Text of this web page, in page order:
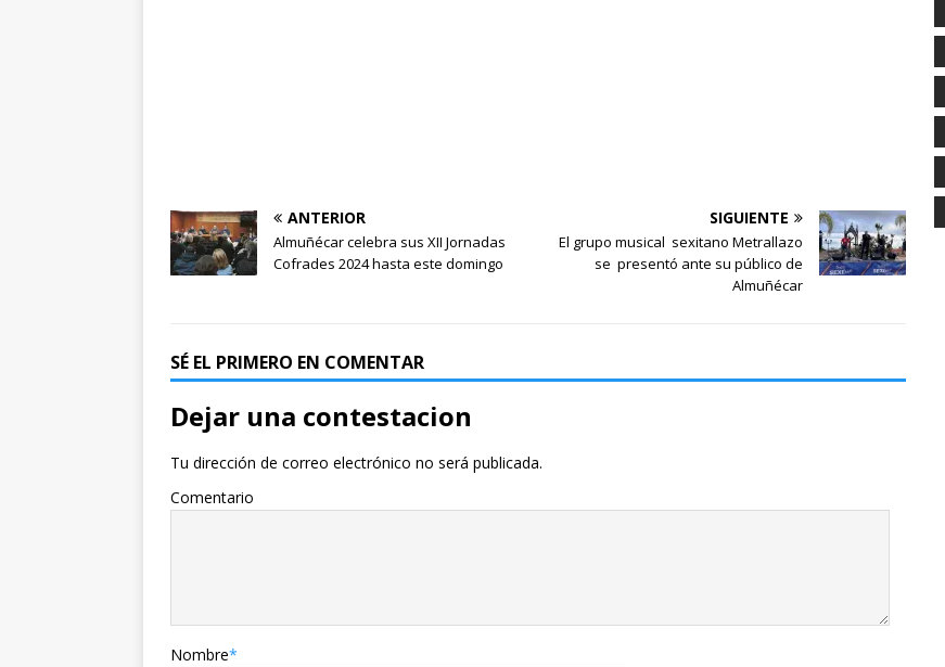
ANTERIOR
Almuñécar celebra sus XII Jornadas
Cofrades 2024 hasta este domingo
SIGUIENTE
El grupo musical sexitano Metrallazo
se presentó ante su público de
Almuñécar
SÉ EL PRIMERO EN COMENTAR
Dejar una contestacion
Tu dirección de correo electrónico no será publicada.
Comentario
Nombre*